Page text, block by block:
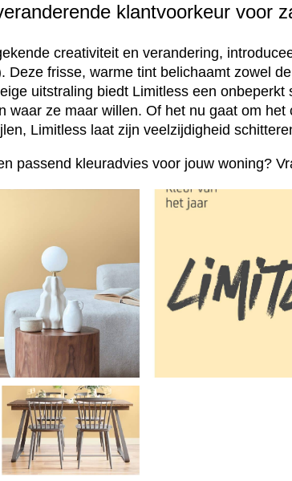
klantvoorkeur voor
creativiteit en verandering,
Deze frisse, warme tint belichaamt zowel
uitstraling biedt Limitless een
waar ze maar willen. Of het nu gaat om
Limitless laat zijn veelzijdigheid
passend kleuradvies voor jouw woning?